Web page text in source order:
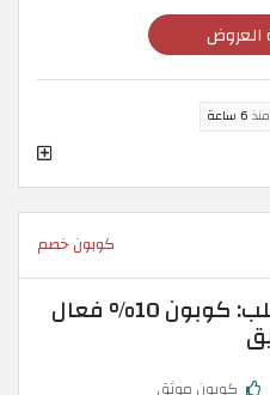
6 ساعة
كوبون خصم
كود خصم اوناس اول طلب: كوبون 10% فعال
كوبون موثق